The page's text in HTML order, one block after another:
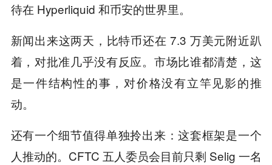
待在 Hyperliquid 和币安的世界里。
新闻出来这两天，比特币还在 7.3 万美元附近趴
着，对批准几乎没有反应。市场比谁都清楚，这
是一件结构性的事，对价格没有立竿见影的推
动。
还有一个细节值得单独拎出来：这套框架是一个
人推动的。CFTC 五人委员会目前只剩 Selig 一名